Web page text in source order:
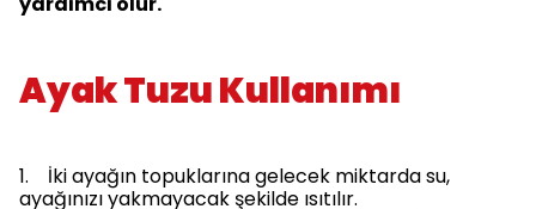
Ayak Tuzu Kullanımı
1. İki ayağın topuklarına gelecek miktarda su,
ayağınızı yakmayacak şekilde ısıtılır.